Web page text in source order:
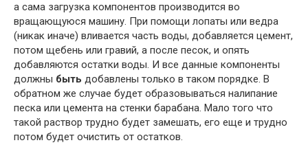
а сама загрузка компонентов производится во
вращающуюся машину. При помощи лопаты или ведра
(никак иначе) вливается часть воды, добавляется цемент,
потом щебень или гравий, а после песок, и опять
добавляются остатки воды. И все данные компоненты
должны быть добавлены только в таком порядке. В
обратном же случае будет образовываться налипание
песка или цемента на стенки барабана. Мало того что
такой раствор трудно будет замешать, его еще и трудно
потом будет очистить от остатков.